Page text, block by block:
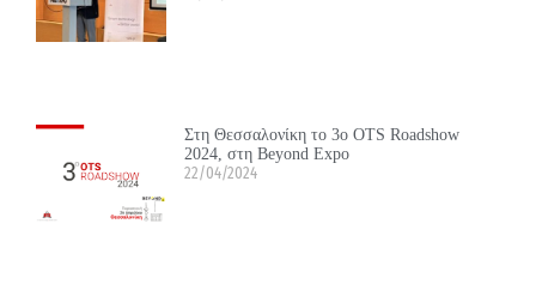
Στη Θεσσαλονίκη το 3ο OTS Roadshow
2024, στη Beyond Expo
22/04/2024